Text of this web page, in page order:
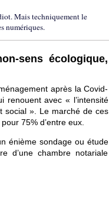
Mais techniquement le
numériques.
sens écologique,
après la Covid-
renouent avec « l’intensité
social ». Le marché de ces
75% d’entre eux.
énième sondage ou étude
d’une chambre notariale